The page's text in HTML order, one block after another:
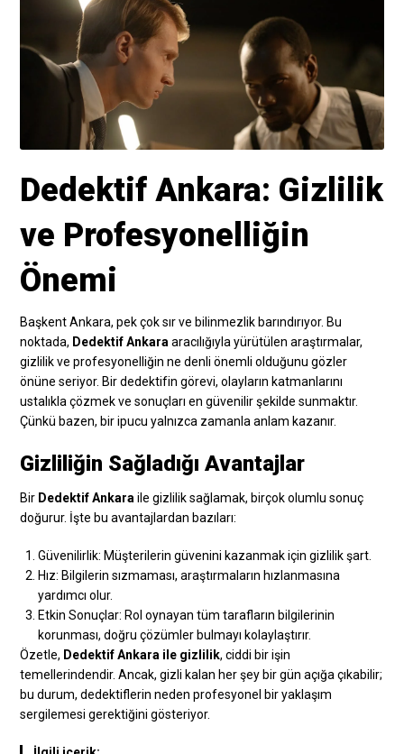
Dedektif Ankara: Gizlilik
ve Profesyonelliğin
Önemi
Başkent Ankara, pek çok sır ve bilinmezlik barındırıyor. Bu
noktada, Dedektif Ankara aracılığıyla yürütülen araştırmalar,
gizlilik ve profesyonelliğin ne denli önemli olduğunu gözler
önüne seriyor. Bir dedektifin görevi, olayların katmanlarını
ustalıkla çözmek ve sonuçları en güvenilir şekilde sunmaktır.
Çünkü bazen, bir ipucu yalnızca zamanla anlam kazanır.
Gizliliğin Sağladığı Avantajlar
Bir Dedektif Ankara ile gizlilik sağlamak, birçok olumlu sonuç
doğurur. İşte bu avantajlardan bazıları:
Güvenilirlik: Müşterilerin güvenini kazanmak için gizlilik şart.
Hız: Bilgilerin sızmaması, araştırmaların hızlanmasına
yardımcı olur.
Etkin Sonuçlar: Rol oynayan tüm tarafların bilgilerinin
korunması, doğru çözümler bulmayı kolaylaştırır.
Özetle, Dedektif Ankara ile gizlilik, ciddi bir işin
temellerindendir. Ancak, gizli kalan her şey bir gün açığa çıkabilir;
bu durum, dedektiflerin neden profesyonel bir yaklaşım
sergilemesi gerektiğini gösteriyor.